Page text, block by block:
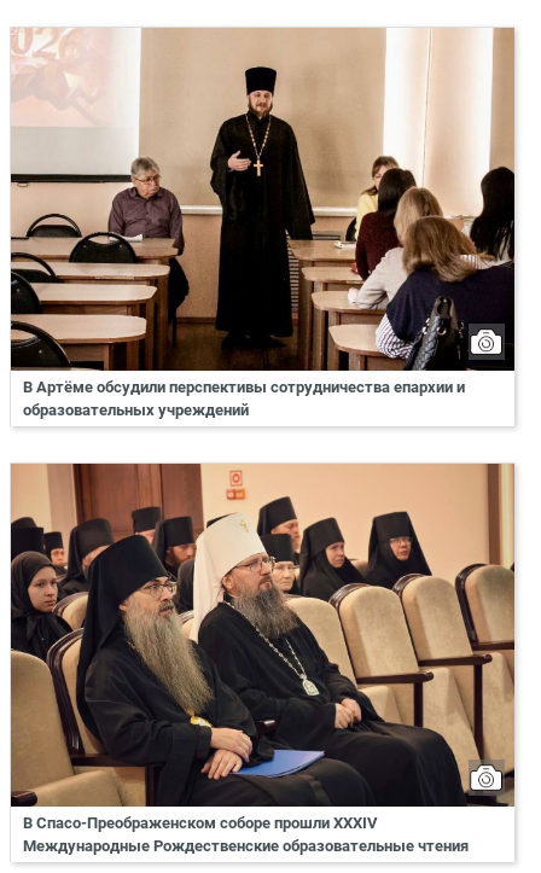
В Артёме обсудили перспективы сотрудничества епархии и
образовательных учреждений
В Спасо-Преображенском соборе прошли XXXIV
Международные Рождественские образовательные чтения